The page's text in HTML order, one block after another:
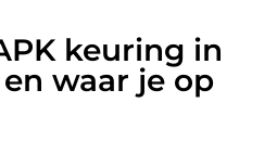
keuring in
waar je op